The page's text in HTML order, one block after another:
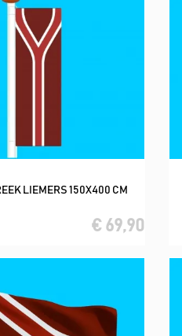
winkelwagen
LIEMERS 150X400 CM
€ 69,90